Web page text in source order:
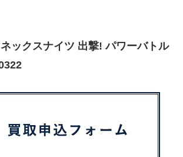
ックスナイツ 出撃! パワーバトル